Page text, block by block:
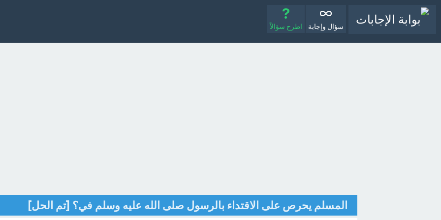
سؤال وإجابة اطرح سؤالاً
المسلم يحرص على الاقتداء بالرسول صلى الله عليه وسلم في؟ [تم الحل]